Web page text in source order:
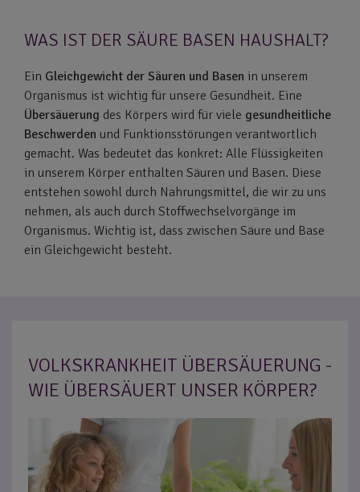
WAS IST DER SÄURE BASEN HAUSHALT?
Ein Gleichgewicht der Säuren und Basen in unserem
Organismus ist wichtig für unsere Gesundheit. Eine
Übersäuerung des Körpers wird für viele gesundheitliche
Beschwerden und Funktionsstörungen verantwortlich
gemacht. Was bedeutet das konkret: Alle Flüssigkeiten
in unserem Körper enthalten Säuren und Basen. Diese
entstehen sowohl durch Nahrungsmittel, die wir zu uns
nehmen, als auch durch Stoffwechselvorgänge im
Organismus. Wichtig ist, dass zwischen Säure und Base
ein Gleichgewicht besteht.
VOLKSKRANKHEIT ÜBERSÄUERUNG -
WIE ÜBERSÄUERT UNSER KÖRPER?